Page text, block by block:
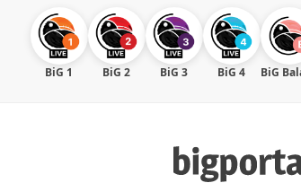
BiG 1 BiG 2 BiG 3 BiG 4 BiG